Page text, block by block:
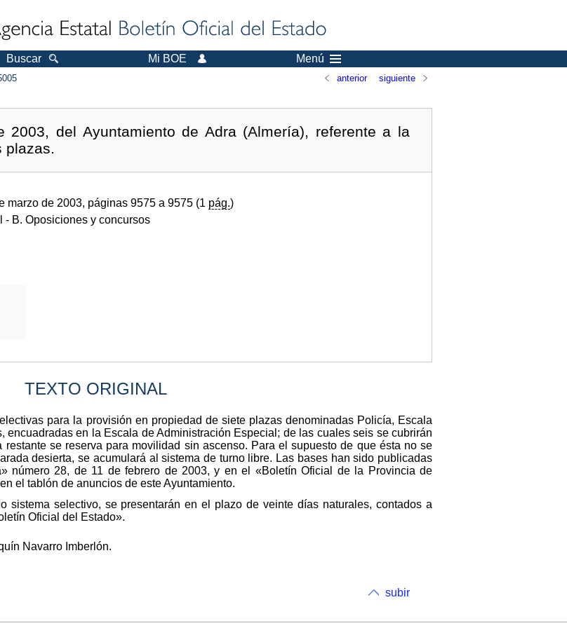
Buscar Mi BOE Menú
anterior siguiente
2003, del Ayuntamiento de Adra (Almería), referente a la
plazas.
marzo de 2003, páginas 9575 a 9575 (1 pág.)
- B. Oposiciones y concursos
TEXTO ORIGINAL
para la provisión en propiedad de siete plazas denominadas Policía, Escala
en la Escala de Administración Especial; de las cuales seis se cubrirán
se reserva para movilidad sin ascenso. Para el supuesto de que ésta no se
desierta, se acumulará al sistema de turno libre. Las bases han sido publicadas
número 28, de 11 de febrero de 2003, y en el «Boletín Oficial de la Provincia de
el tablón de anuncios de este Ayuntamiento.
sistema selectivo, se presentarán en el plazo de veinte días naturales, contados a
Oficial del Estado».
Navarro Imberlón.
subir